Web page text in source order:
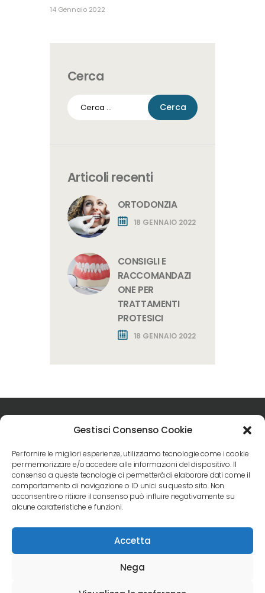
Gestisci Consenso Cookie
Per fornire le migliori esperienze, utilizziamo tecnologie come i cookie
per memorizzare e/o accedere alle informazioni del dispositivo. Il
consenso a queste tecnologie ci permetterà di elaborare dati come il
comportamento di navigazione o ID unici su questo sito. Non
acconsentire o ritirare il consenso può influire negativamente su
alcune caratteristiche e funzioni.
Accetta
Nega
14 Gennaio 2022
Cerca
Ricerca
per:
Articoli recenti
ORTODONZIA
18 GENNAIO 2022
CONSIGLI E
RACCOMANDAZI
ONE PER
TRATTAMENTI
PROTESICI
18 GENNAIO 2022
Seguici sui social
Studi Dentistici Ortenzi © . All Rights Reserved.